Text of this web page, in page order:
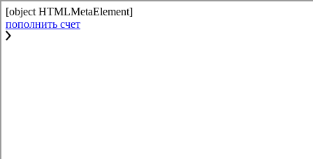
[object HTMLMetaElement]
пополнить счет